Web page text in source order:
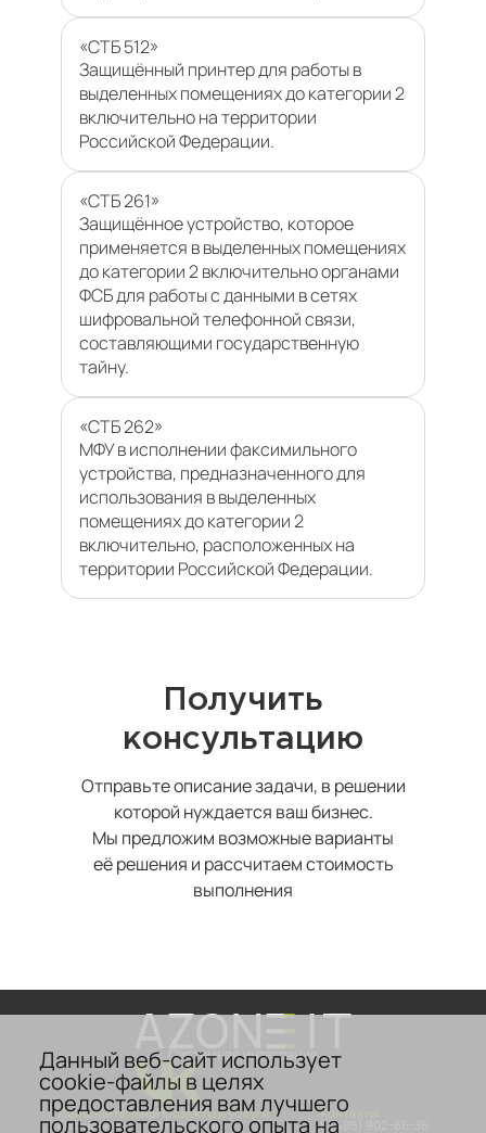
«СТБ 512»
Защищённый принтер для работы в
выделенных помещениях до категории 2
включительно на территории
Российской Федерации.
«СТБ 261»
Защищённое устройство, которое
применяется в выделенных помещениях
до категории 2 включительно органами
ФСБ для работы с данными в сетях
шифровальной телефонной связи,
составляющими государственную
тайну.
«СТБ 262»
МФУ в исполнении факсимильного
устройства, предназначенного для
использования в выделенных
помещениях до категории 2
включительно, расположенных на
территории Российской Федерации.
Получить
консультацию
Отправьте описание задачи, в решении
которой нуждается ваш бизнес.
Мы предложим возможные варианты
её решения и рассчитаем стоимость
выполнения
Системная интеграция
Дополнительно
О компании
Продукты и услуги
Аттестация
Контакты
8 (495) 902-66-36
Данный веб-сайт использует
cookie-файлы в целях
предоставления вам лучшего
пользовательского опыта на